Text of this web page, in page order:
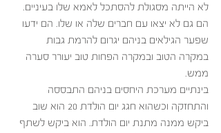
לא הייתה מסגולת להסתכל לאמא שלו בעיניים.
הם גם לא יצאו עם חברים שלה או שלו. הם ידעו
שפער הגילאים בניהם יגרום להרמת גבות
במקרה הטוב ובמקרה הפחות טוב יעורר סערה
ממש.
בינתיים מערכת היחסים בניהם התבססה
והתחזקה וכשהוא חגג יום הולדת 20 הוא שוב
ביקש ממנה מתנת יום הולדת. הוא ביקש לשתף